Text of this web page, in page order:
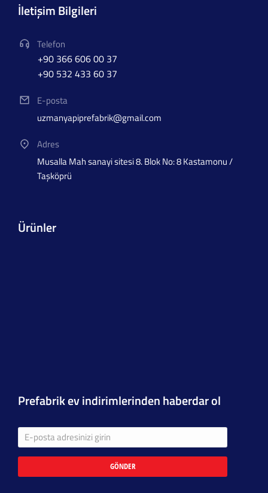
İletişim Bilgileri
Telefon
+90 366 606 00 37
+90 532 433 60 37
E-posta
uzmanyapiprefabrik@gmail.com
Adres
Musalla Mah sanayi sitesi 8. Blok No: 8 Kastamonu /
Taşköprü
Ürünler
Prefabrik ev indirimlerinden haberdar ol
GÖNDER